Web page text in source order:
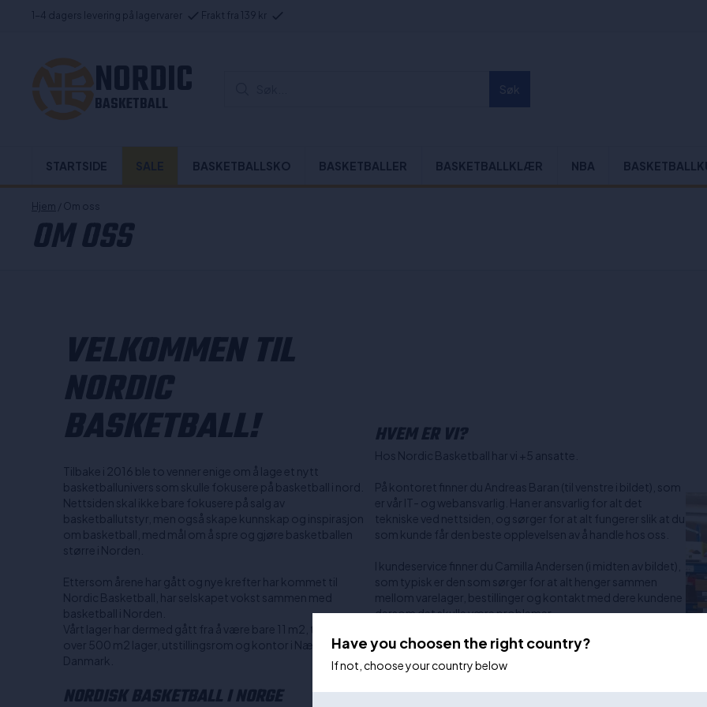
1-4 dagers levering på lagervarer Frakt fra 139 kr
NORDIC
BASKETBALL
STARTSIDE BASKETBALLSKO BASKETBALLER BASKETBALLKLÆR NBA
Hjem / Om oss
OM OSS
VELKOMMEN TIL
NORDIC
BASKETBALL!
Tilbake i 2016 ble to venner enige om å lage et nytt
basketballunivers som skulle fokusere på basketball i nord.
Nettsiden skal ikke bare fokusere på salg av
basketballutstyr, men også skape kunnskap og inspirasjon
om basketball, med mål om å spre og gjøre basketballen
større i Norden.
Ettersom årene har gått og nye krefter har kommet til
Nordic Basketball, har selskapet vokst sammen med
basketball i Norden.
Vårt lager har dermed gått fra å være bare 11 m2, til nå å ha
over 500 m2 lager, utstillingsrom og kontor i Næstved,
Danmark.
NORDISK BASKETBALL I NORGE
HVEM ER VI?
Hos Nordic Basketball har vi +5 ansatte.
På kontoret finner du Andreas Baran (til venstre i bildet), som
er vår IT- og webansvarlig. Han er ansvarlig for alt det
tekniske ved nettsiden, og sørger for at alt fungerer slik at du
som kunde får den beste opplevelsen av å handle hos oss.
I kundeservice finner du Camilla Andersen (i midten av bildet),
som typisk er den som sørger for at alt henger sammen
mellom varelager, bestillinger og kontakt med dere kundene
dersom det skulle være problemer.
Casper Pedersen (Til høyre i bildet) er vår regissør. Casper er
ansvarlig for alle innkjøp, markedsføring og klubbavtaler.
Casper er også personen du bør kontakte dersom du
trenger hjelp til å velge riktig produkt, da han kan alt om
Have you choosen the right country?
If not, choose your country below